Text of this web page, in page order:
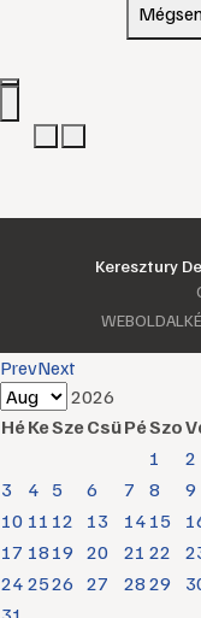
Keresztury
PrevNext
2026
HéKeSzeCsüPéSzo
1
2
3
4 5 6 7 8
9
10 11 12 13 14 15
17 18 19 20 21 22
24 2526 27 28 29